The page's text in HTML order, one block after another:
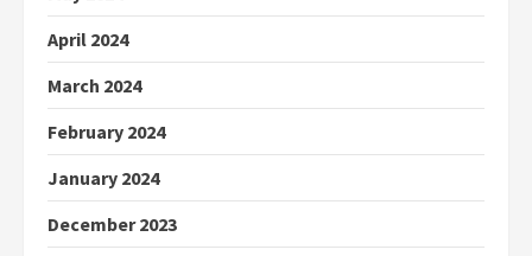
April 2024
March 2024
February 2024
January 2024
December 2023